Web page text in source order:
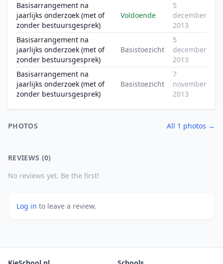
Basisarrangement na
jaarlijks onderzoek (met of
zonder bestuursgesprek)
Voldoende
5
december
2013
Basisarrangement na
jaarlijks onderzoek (met of
zonder bestuursgesprek)
Basistoezicht
5
december
2013
Basisarrangement na
jaarlijks onderzoek (met of
zonder bestuursgesprek)
Basistoezicht
7
november
2013
PHOTOS All 1 photos →
REVIEWS (0)
No reviews yet. Be the first!
Log in to leave a review.